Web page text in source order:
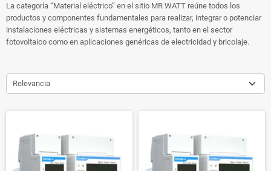
La categoría “Material eléctrico” en el sitio MR WATT reúne todos los
productos y componentes fundamentales para realizar, integrar o potenciar
instalaciones eléctricas y sistemas energéticos, tanto en el sector
fotovoltaico como en aplicaciones genéricas de electricidad y bricolaje.
Relevancia